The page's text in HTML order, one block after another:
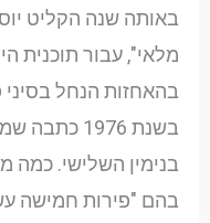
באותה שנה הקליט
מלאי", עבור תוכנית
בהאחזות הנחל בסיני
בשנת 1976
בנימין השלישי. כמה
בהם "פירות חמישה